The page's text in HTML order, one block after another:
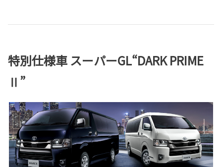
特別仕様車 スーパーGL“DARK PRIME
Ⅱ”